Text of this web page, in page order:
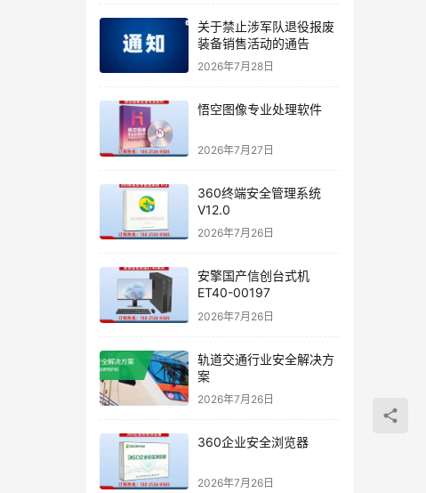
关于禁止涉军队退役报废
装备销售活动的通告
2026年7月28日
悟空图像专业处理软件
2026年7月27日
360终端安全管理系统
V12.0
2026年7月26日
安擎国产信创台式机
ET40-00197
2026年7月26日
轨道交通行业安全解决方
案
2026年7月26日
360企业安全浏览器
2026年7月26日